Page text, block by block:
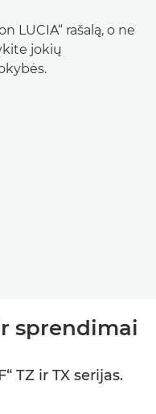
LUCIA“ rašalą, o ne
jokių
sprendimai
TZ ir TX serijas.